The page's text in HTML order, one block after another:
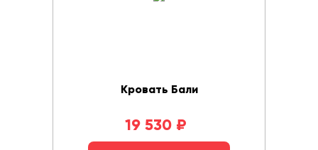
Кровать Бали
19 530 ₽